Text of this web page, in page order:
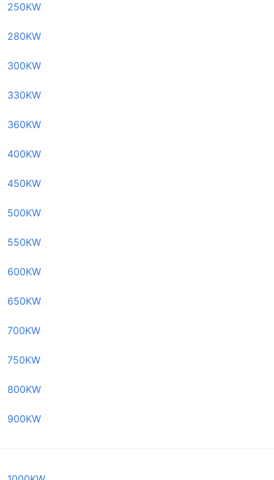
250KW
280KW
300KW
330KW
360KW
400KW
450KW
500KW
550KW
600KW
650KW
700KW
750KW
800KW
900KW